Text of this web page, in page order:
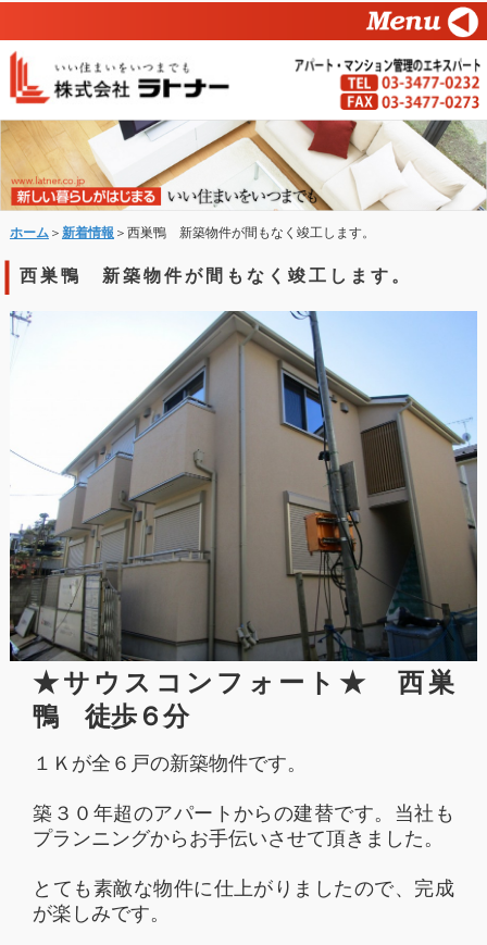
ホーム ＞ 新着情報 ＞西巣鴨 新築物件が間もなく竣工します。
西巣鴨 新築物件が間もなく竣工します。
★サウスコンフォート★ 西巣
鴨 徒歩６分
１Ｋが全６戸の新築物件です。
築３０年超のアパートからの建替です。当社も
プランニングからお手伝いさせて頂きました。
とても素敵な物件に仕上がりましたので、完成
が楽しみです。